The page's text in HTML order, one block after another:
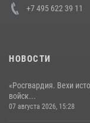
+7 495 622 39 11
НОВОСТИ
«Росгвардия. Вехи
войск...
07 августа 2026, 15:28